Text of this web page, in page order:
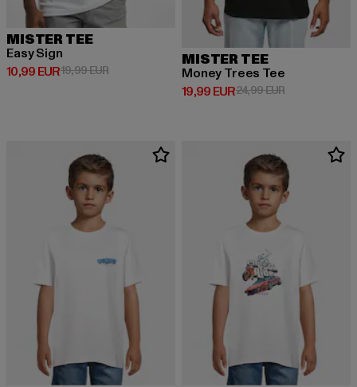
MISTER TEE
Easy Sign
10,99 EUR
Ajankohtainen hinta: 10,99 EUR
19,99 EURKampanjahinta: 19,99 EUR
MISTER TEE
Money Trees Tee
19,99 EUR
Ajankohtainen hinta: 19,99 EUR
24,99 EUR